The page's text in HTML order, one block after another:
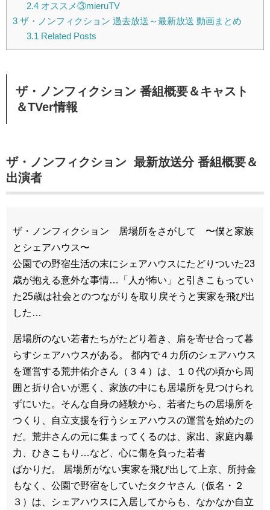
2.4オススメ③mieruTV
3 ザ・ノンフィクション 過去放送～最新放送 動画まとめ
3.1 Related Posts
ザ・ノンフィクション 番組概要＆キャスト
＆TVer情報
ザ・ノンフィクション 最新放送分 番組概要＆
出演者
ザ・ノンフィクション 居場所をさがして 〜僕と家族
とシェアハウス〜
公園での野宿生活の末にシェアハウスにたどりついた23
歳が抱える意外な事情…「人が怖い」と引きこもってい
た25歳は社会とのつながりを取り戻そうと実家を飛び出
した…
居場所のない若者たちがたどり着き、肩を寄せ合って暮
らすシェアハウスがある。 都内で４カ所のシェアハウス
を運営する荒井佑介さん（３４）は、１０代の頃から周
囲と折り合いが悪く、家族の中にも居場所を見つけられ
ずにいた。そんな自身の経験から、若者たちの居場所を
つくり、自立支援を行うシェアハウスの運営を始めたの
だ。荒井さんの元に集まってくるのは、家出、家庭内暴
力、ひきこもり…など、心に傷を負った若者
ばかりだ。 居場所がない実家を飛び出して上京、所持金
もなく、公園で野宿をしていたタクヤさん（仮名・２
３）は、シェアハウスに入居してからも、なかなか自立